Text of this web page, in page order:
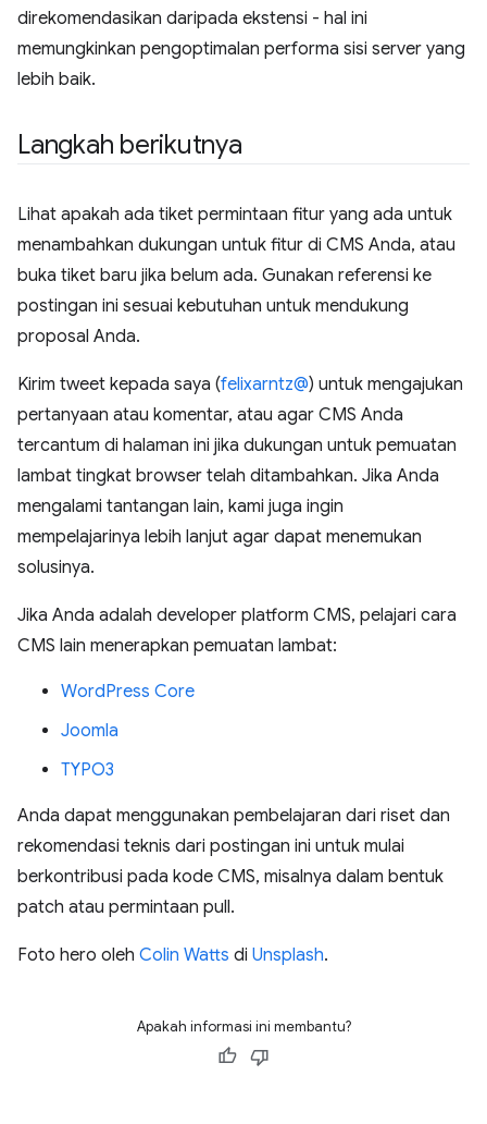
direkomendasikan daripada ekstensi - hal ini
memungkinkan pengoptimalan performa sisi server yang
lebih baik.
Langkah berikutnya
Lihat apakah ada tiket permintaan fitur yang ada untuk
menambahkan dukungan untuk fitur di CMS Anda, atau
buka tiket baru jika belum ada. Gunakan referensi ke
postingan ini sesuai kebutuhan untuk mendukung
proposal Anda.
Kirim tweet kepada saya (felixarntz@) untuk mengajukan
pertanyaan atau komentar, atau agar CMS Anda
tercantum di halaman ini jika dukungan untuk pemuatan
lambat tingkat browser telah ditambahkan. Jika Anda
mengalami tantangan lain, kami juga ingin
mempelajarinya lebih lanjut agar dapat menemukan
solusinya.
Jika Anda adalah developer platform CMS, pelajari cara
CMS lain menerapkan pemuatan lambat:
WordPress Core
Joomla
TYPO3
Anda dapat menggunakan pembelajaran dari riset dan
rekomendasi teknis dari postingan ini untuk mulai
berkontribusi pada kode CMS, misalnya dalam bentuk
patch atau permintaan pull.
Foto hero oleh Colin Watts di Unsplash.
Apakah informasi ini membantu?